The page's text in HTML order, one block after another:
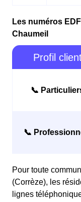
Les numéros
Chaumeil
Profil
📞
📞
Pour toute
(Corrèze), les
lignes